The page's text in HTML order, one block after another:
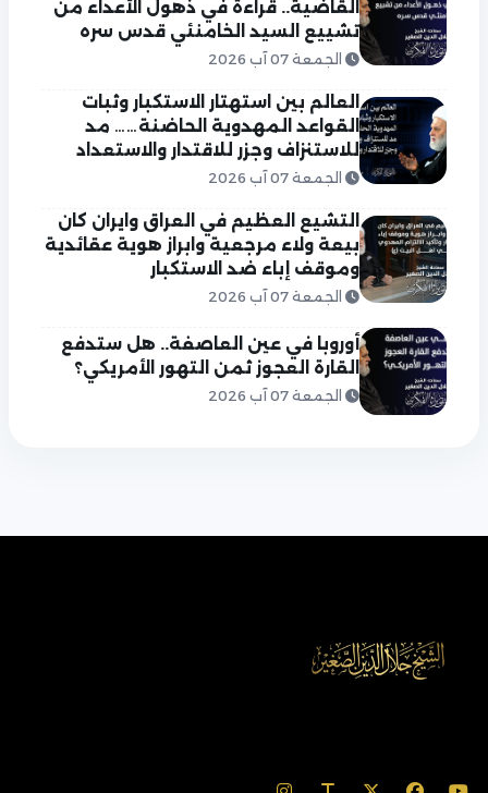
القاضية.. قراءة في ذهول الأعداء من
تشييع السيد الخامنئي قدس سره
الجمعة 07 آب 2026
العالم بين استهتار الاستكبار وثبات
القواعد المهدوية الحاضنة…… مد
للاستنزاف وجزر للاقتدار والاستعداد
الجمعة 07 آب 2026
التشيع العظيم في العراق وايران كان
بيعة ولاء مرجعية وابراز هوية عقائدية
وموقف إباء ضد الاستكبار
الجمعة 07 آب 2026
أوروبا في عين العاصفة.. هل ستدفع
القارة العجوز ثمن التهور الأمريكي؟
الجمعة 07 آب 2026